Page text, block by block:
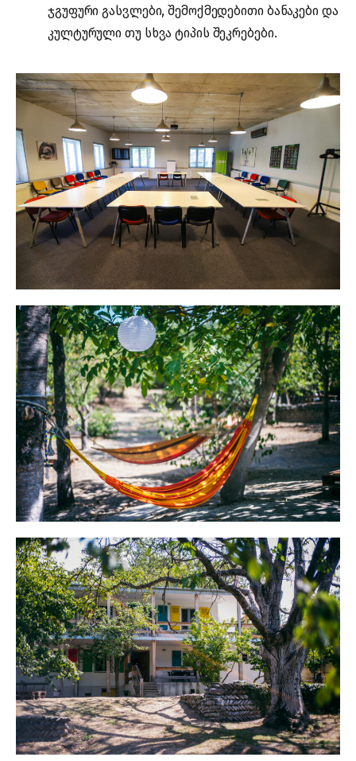
ჯგუფური გასვლები, შემოქმედებითი ბანაკები და
კულტურული თუ სხვა ტიპის შეკრებები.